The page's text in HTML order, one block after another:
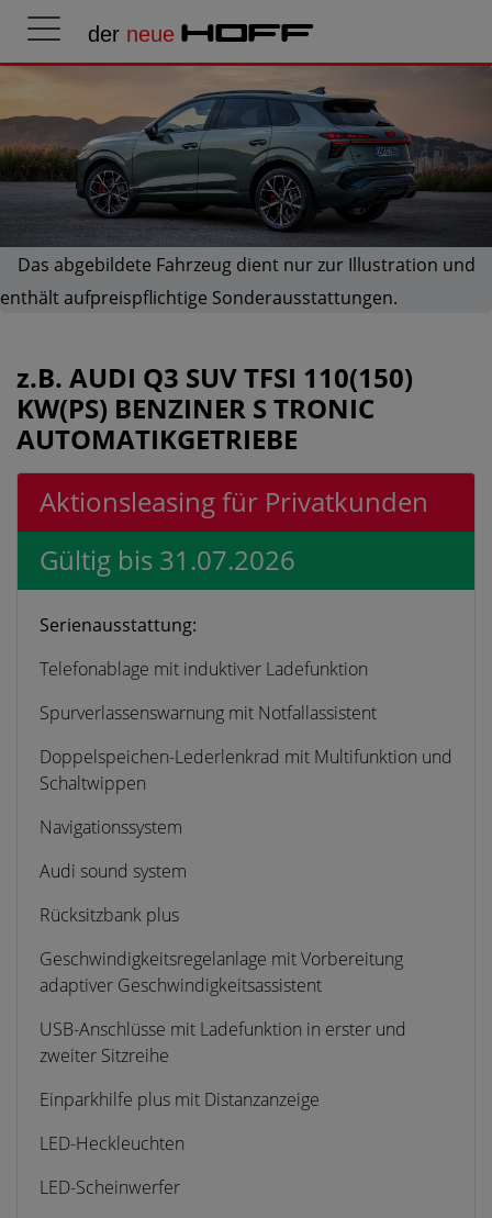
der neue HOFF
Das abgebildete Fahrzeug dient nur zur Illustration und
enthält aufpreispflichtige Sonderausstattungen.
z.B. AUDI Q3 SUV TFSI 110(150)
KW(PS) BENZINER S TRONIC
AUTOMATIKGETRIEBE
Aktionsleasing für Privatkunden
Gültig bis 31.07.2026
Serienausstattung:
Telefonablage mit induktiver Ladefunktion
Spurverlassenswarnung mit Notfallassistent
Doppelspeichen-Lederlenkrad mit Multifunktion und
Schaltwippen
Navigationssystem
Audi sound system
Rücksitzbank plus
Geschwindigkeitsregelanlage mit Vorbereitung
adaptiver Geschwindigkeitsassistent
USB-Anschlüsse mit Ladefunktion in erster und
zweiter Sitzreihe
Einparkhilfe plus mit Distanzanzeige
LED-Heckleuchten
LED-Scheinwerfer